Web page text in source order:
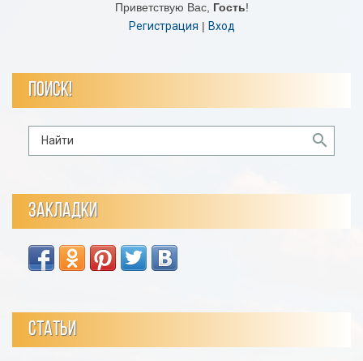
Приветствую Вас, Гость!
Регистрация | Вход
ПОИСК!
ЗАКЛАДКИ
СТАТЬИ